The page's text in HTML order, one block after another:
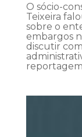
O sócio-
Teixeira
sobre o
embargos
discutir